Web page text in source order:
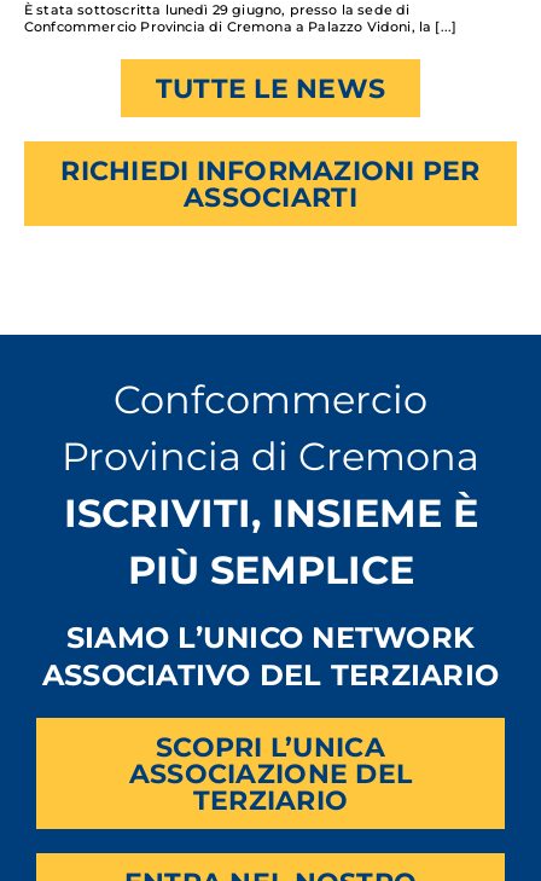
È stata sottoscritta lunedì 29 giugno, presso la sede di
Confcommercio Provincia di Cremona a Palazzo Vidoni, la
TUTTE LE NEWS
RICHIEDI INFORMAZIONI PER
ASSOCIARTI
Confcommercio
Provincia di Cremona
ISCRIVITI, INSIEME È
PIÙ SEMPLICE
SIAMO L’UNICO NETWORK
ASSOCIATIVO DEL TERZIARIO
SCOPRI L’UNICA
ASSOCIAZIONE DEL
TERZIARIO